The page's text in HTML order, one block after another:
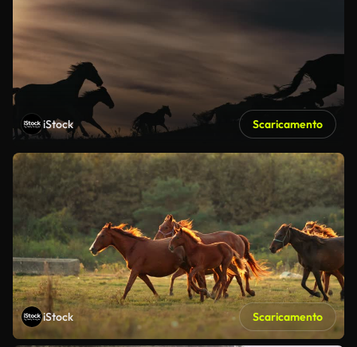
iStock Scaricamento
iStock Scaricamento